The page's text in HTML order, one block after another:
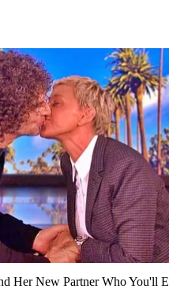
Her New Partner Who You'll